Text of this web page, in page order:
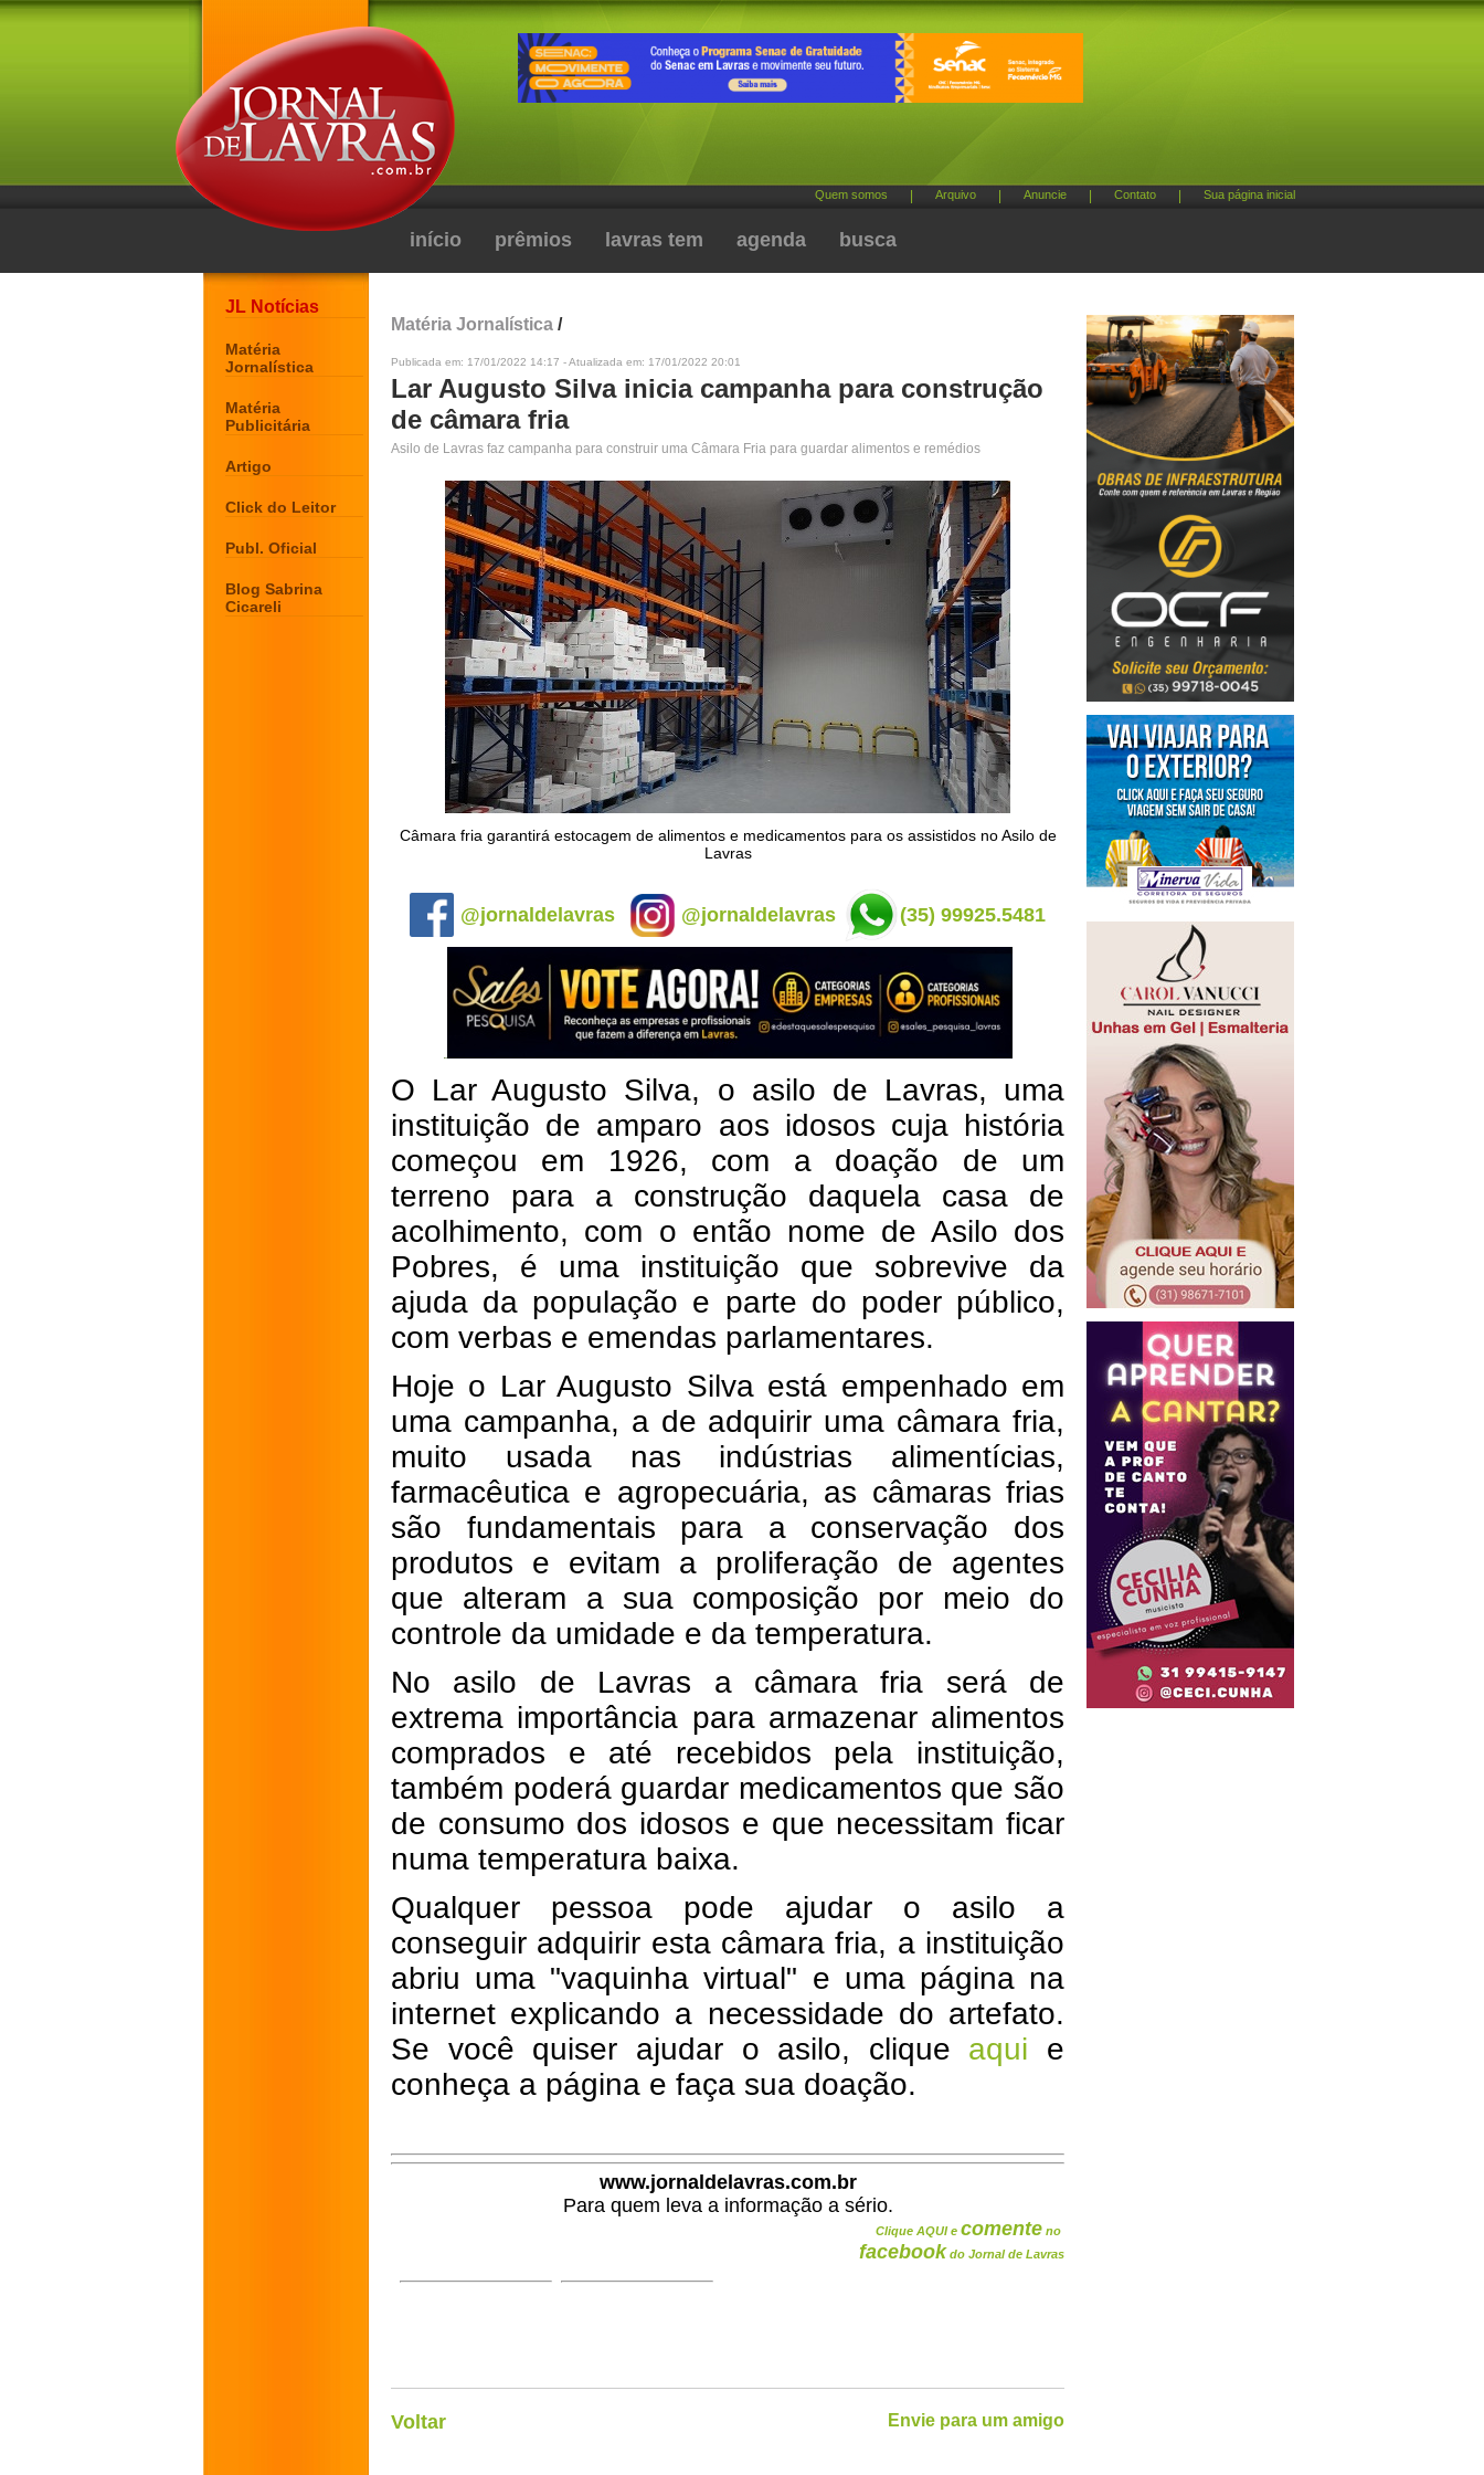
Quem somos Arquivo Anuncie Contato Sua página inicial
início prêmios lavras tem agenda busca
JL Notícias
Matéria
Jornalística
Matéria
Publicitária
Artigo
Click do Leitor
Publ. Oficial
Blog Sabrina
Cicareli
Matéria Jornalística /
Publicada em: 17/01/2022 14:17 - Atualizada em: 17/01/2022 20:01
Lar Augusto Silva inicia campanha para construção
de câmara fria
Asilo de Lavras faz campanha para construir uma Câmara Fria para guardar alimentos e remédios
Câmara fria garantirá estocagem de alimentos e medicamentos para os assistidos no Asilo de
Lavras
@jornaldelavras @jornaldelavras (35) 99925.5481
O Lar Augusto Silva, o asilo de Lavras, uma
instituição de amparo aos idosos cuja história
começou em 1926, com a doação de um
terreno para a construção daquela casa de
acolhimento, com o então nome de Asilo dos
Pobres, é uma instituição que sobrevive da
ajuda da população e parte do poder público,
com verbas e emendas parlamentares.
Hoje o Lar Augusto Silva está empenhado em
uma campanha, a de adquirir uma câmara fria,
muito usada nas indústrias alimentícias,
farmacêutica e agropecuária, as câmaras frias
são fundamentais para a conservação dos
produtos e evitam a proliferação de agentes
que alteram a sua composição por meio do
controle da umidade e da temperatura.
No asilo de Lavras a câmara fria será de
extrema importância para armazenar alimentos
comprados e até recebidos pela instituição,
também poderá guardar medicamentos que são
de consumo dos idosos e que necessitam ficar
numa temperatura baixa.
Qualquer pessoa pode ajudar o asilo a
conseguir adquirir esta câmara fria, a instituição
abriu uma "vaquinha virtual" e uma página na
internet explicando a necessidade do artefato.
Se você quiser ajudar o asilo, clique aqui e
conheça a página e faça sua doação.
www.jornaldelavras.com.br
Para quem leva a informação a sério.
Clique AQUI e comente no
facebook do Jornal de Lavras
Voltar Envie para um amigo